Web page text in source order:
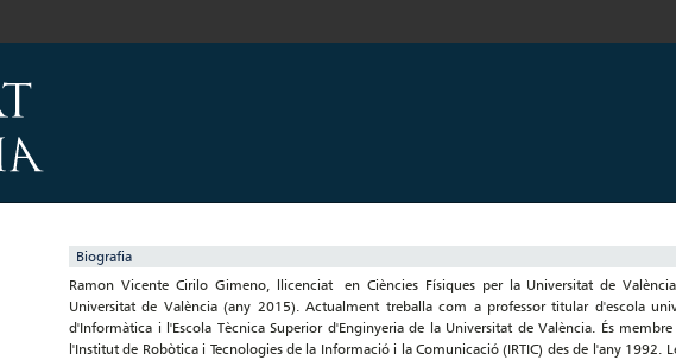
Biografia
Ramon Vicente Cirilo Gimeno, llicenciat en Ciències Físiques per la Universitat de
Universitat de València (any 2015). Actualment treballa com a professor titular d'escola
d'Informàtica i l'Escola Tècnica Superior d'Enginyeria de la Universitat de València. És
l'Institut de Robòtica i Tecnologies de la Informació i la Comunicació (IRTIC) des de l'any 1992.